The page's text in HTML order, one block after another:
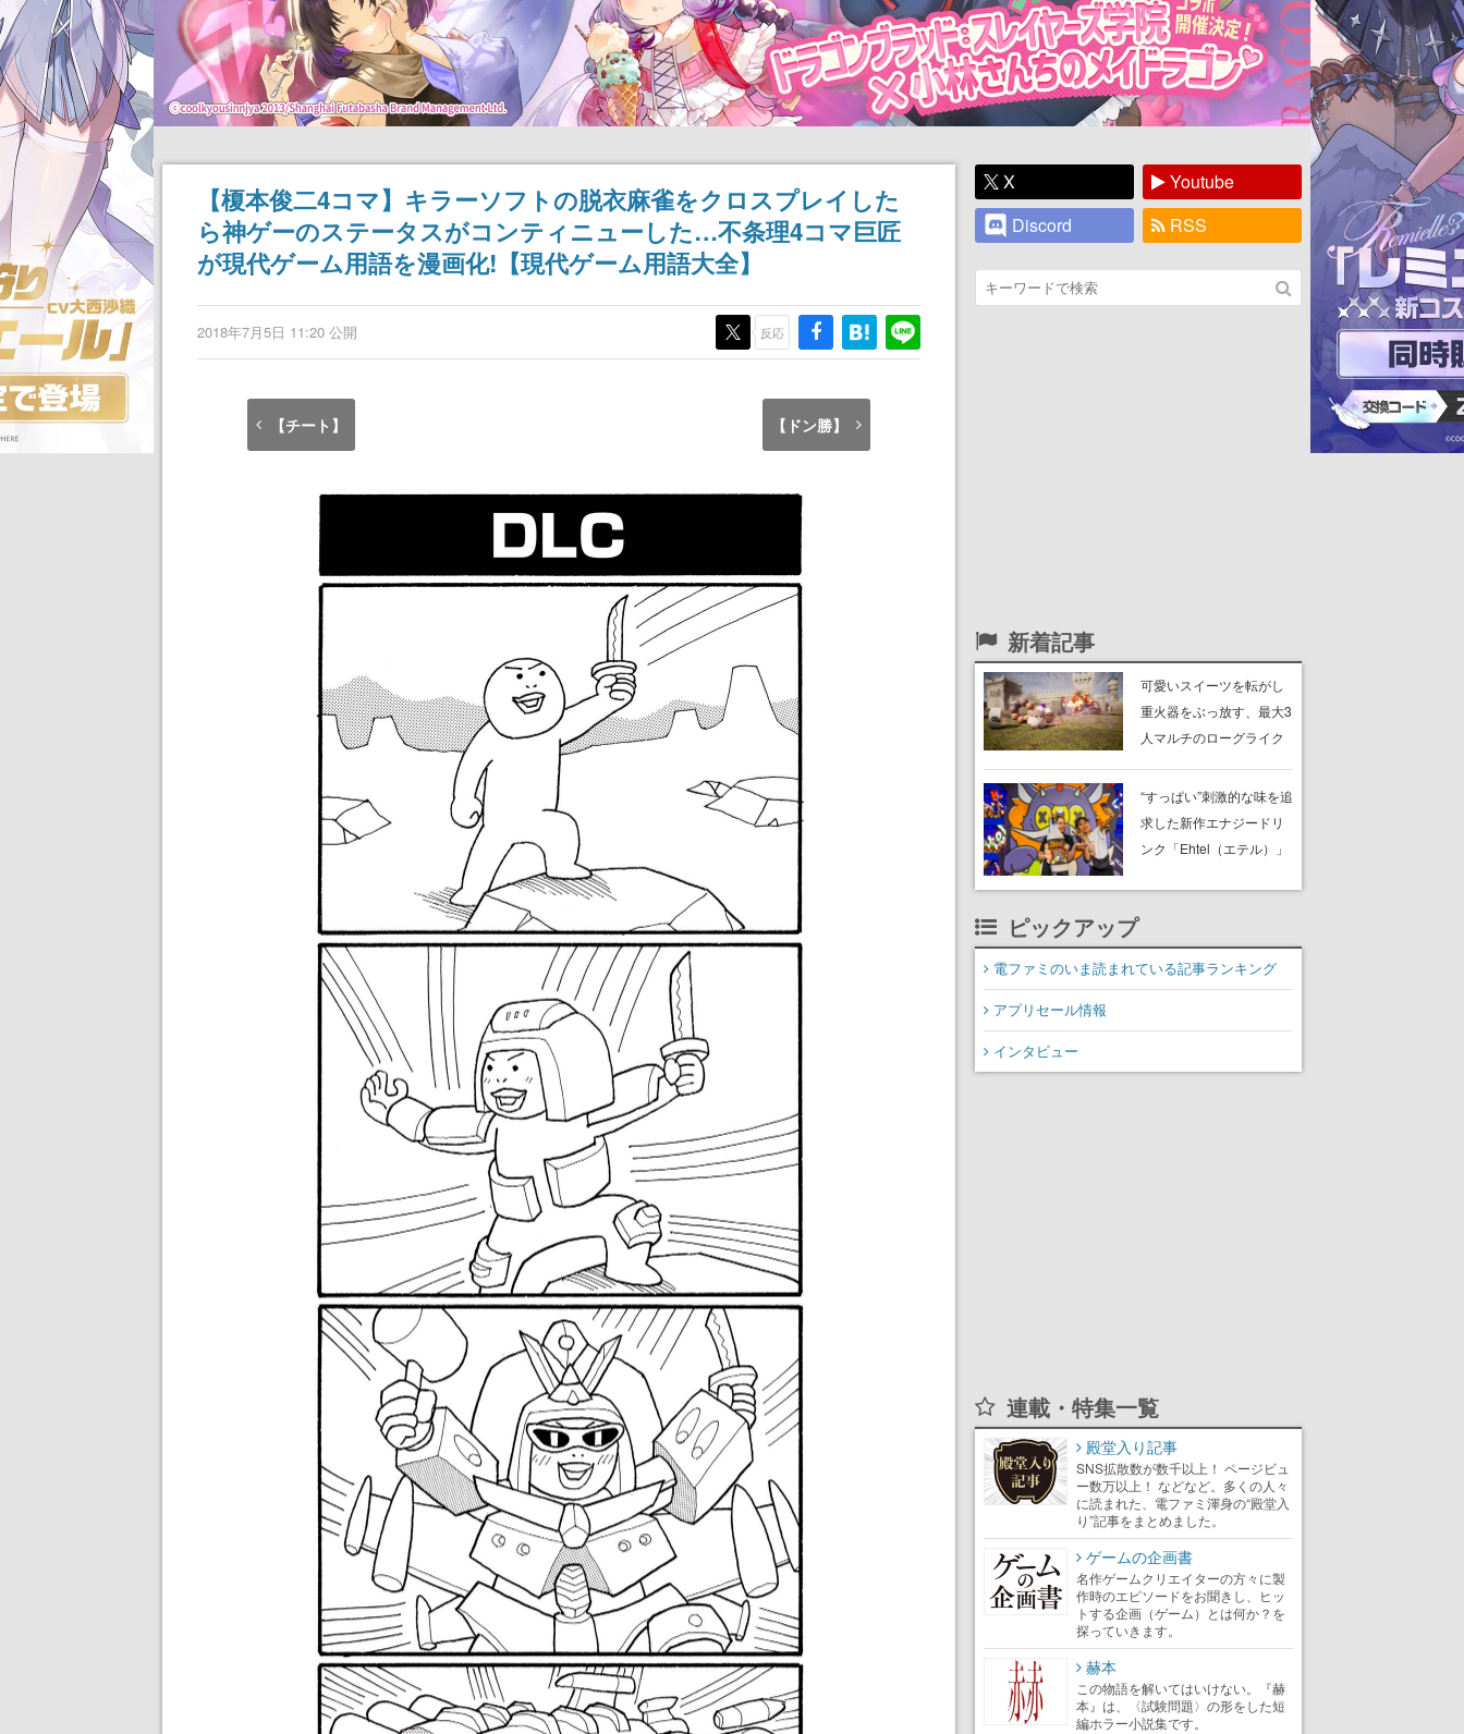
【榎本俊二4コマ】キラーソフトの脱衣麻雀をクロスプレイした
ら神ゲーのステータスがコンティニューした…不条理4コマ巨匠
が現代ゲーム用語を漫画化!【現代ゲーム用語大全】
2018年7月5日 11:20 公開 反応
【チート】 【ドン勝】
X
Youtube
Discord
RSS
新着記事
可愛いスイーツを転がし
重火器をぶっ放す、最大3
人マルチのローグライク
コレートパレード』体験
版が配信開始。ボスラッ
シュが巻き起こる戦場で
てスコアを競い合え
“すっぱい”刺激的な味を追
求した新作エナジードリ
ンク「Ehtel（エテル）」
飲やグッズの販売も実施
ピックアップ
電ファミのいま読まれている記事ランキング
アプリセール情報
インタビュー
連載・特集一覧
殿堂入り記事
SNS拡散数が数千以上！ ページビュ
ー数万以上！ などなど。多くの人々
に読まれた、電ファミ渾身の“殿堂入
り”記事をまとめました。
ゲームの企画書
名作ゲームクリエイターの方々に製
作時のエピソードをお聞きし、ヒッ
トする企画（ゲーム）とは何か？を
探っていきます。
赫本
この物語を解いてはいけない。『赫
本』は、〈試験問題〉の形をした短
編ホラー小説集です。